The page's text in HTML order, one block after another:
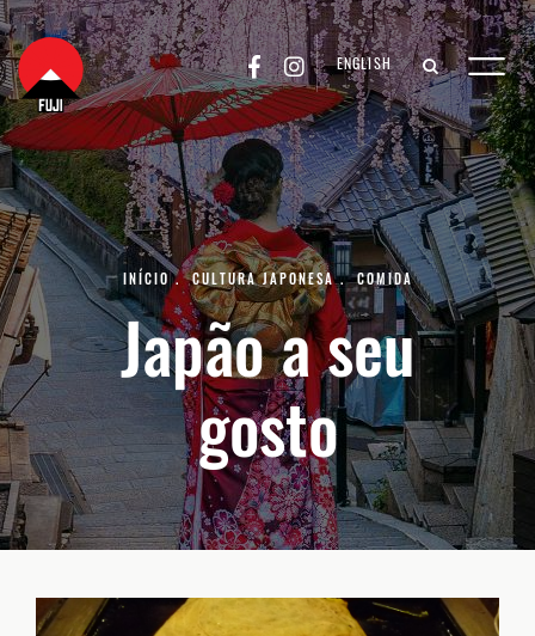
ENGLISH
INÍCIO.CULTURA JAPONESA.COMIDA
Japão a seu
gosto